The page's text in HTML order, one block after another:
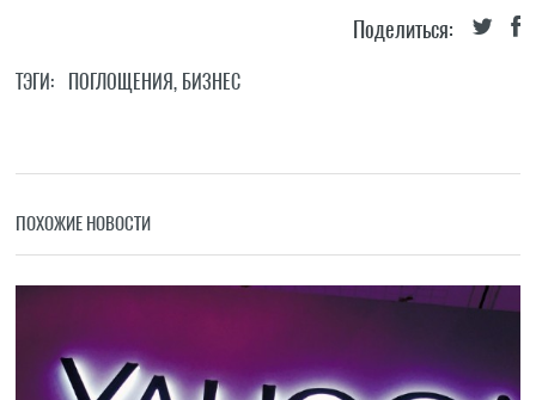
Поделиться:
ТЭГИ: ПОГЛОЩЕНИЯ, БИЗНЕС
ПОХОЖИЕ НОВОСТИ